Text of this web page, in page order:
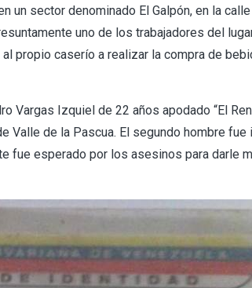
un sector denominado El Galpón, en la
uno de los trabajadores del
propio caserío a realizar la compra de
Vargas Izquiel de 22 años apodado “El
Valle de la Pascua. El segundo hombre
fue esperado por los asesinos para darle